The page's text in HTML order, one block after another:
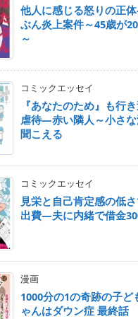
他人に感じる怒りの正
ぶん炎上案件～45歳が
～
コミックエッセイ
『あなたのため』も行
虐待―赤い隣人～小さ
聞こえる
コミックエッセイ
見栄と自己肯定感の低
出費―夫に内緒で借金
漫画
1000分の1の奇跡の子ど
ゃんはダウン症 最終話